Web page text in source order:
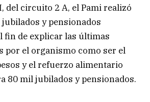
del circuito 2 A, el Pami realizó
y pensionados
fin de explicar las últimas
por el organismo como ser el
y el refuerzo alimentario
80 mil jubilados y pensionados.